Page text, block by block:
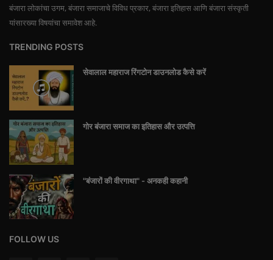
बंजारा लोकांचा उगम, बंजारा समाजाचे विविध प्रकार, बंजारा इतिहास आणि बंजारा संस्कृती
यांसारख्या विषयांचा समावेश आहे.
TRENDING POSTS
सेवालाल महाराज रिंगटोन डाउनलोड कैसे करें
गोर बंजारा समाज का इतिहास और उत्पत्ति
"बंजारों की वीरगाथा" - अनकही कहानी
FOLLOW US